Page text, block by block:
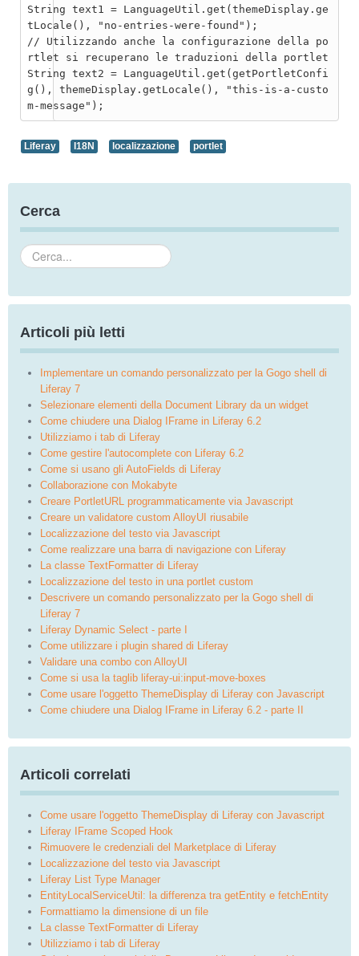
String text1 = LanguageUtil.get(themeDisplay.ge
tLocale(), "no-entries-were-found");
// Utilizzando anche la configurazione della po
rtlet si recuperano le traduzioni della portlet
String text2 = LanguageUtil.get(getPortletConfi
g(), themeDisplay.getLocale(), "this-is-a-custo
m-message");
Liferay I18N localizzazione portlet
Cerca
Cerca...
Articoli più letti
Implementare un comando personalizzato per la Gogo shell di
Liferay 7
Selezionare elementi della Document Library da un widget
Come chiudere una Dialog IFrame in Liferay 6.2
Utilizziamo i tab di Liferay
Come gestire l'autocomplete con Liferay 6.2
Come si usano gli AutoFields di Liferay
Collaborazione con Mokabyte
Creare PortletURL programmaticamente via Javascript
Creare un validatore custom AlloyUI riusabile
Localizzazione del testo via Javascript
Come realizzare una barra di navigazione con Liferay
La classe TextFormatter di Liferay
Localizzazione del testo in una portlet custom
Descrivere un comando personalizzato per la Gogo shell di
Liferay 7
Liferay Dynamic Select - parte I
Come utilizzare i plugin shared di Liferay
Validare una combo con AlloyUI
Come si usa la taglib liferay-ui:input-move-boxes
Come usare l'oggetto ThemeDisplay di Liferay con Javascript
Come chiudere una Dialog IFrame in Liferay 6.2 - parte II
Articoli correlati
Come usare l'oggetto ThemeDisplay di Liferay con Javascript
Liferay IFrame Scoped Hook
Rimuovere le credenziali del Marketplace di Liferay
Localizzazione del testo via Javascript
Liferay List Type Manager
EntityLocalServiceUtil: la differenza tra getEntity e fetchEntity
Formattiamo la dimensione di un file
La classe TextFormatter di Liferay
Utilizziamo i tab di Liferay